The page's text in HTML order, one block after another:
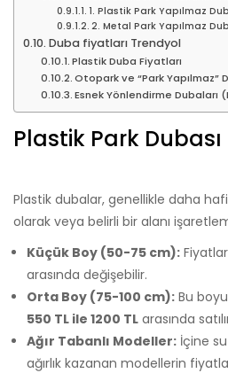
1. Plastik Park Yapılmaz
2. Metal Park Yapılmaz
Duba fiyatları Trendyol
Plastik Duba Fiyatları
Otopark ve “Park Yapılmaz”
Esnek Yönlendirme Dubaları
Plastik Park Dubası
Plastik dubalar, genellikle daha
olarak veya belirli bir alanı
Küçük Boy (50-75 cm):
arasında değişebilir.
Orta Boy (75-100 cm): Bu
550 TL ile 1200 TL arasında
Ağır Tabanlı Modeller: İçine
ağırlık kazanan modellerin